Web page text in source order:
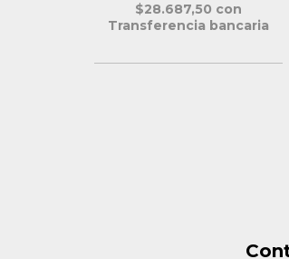
$28.687,50 con
Transferencia bancaria